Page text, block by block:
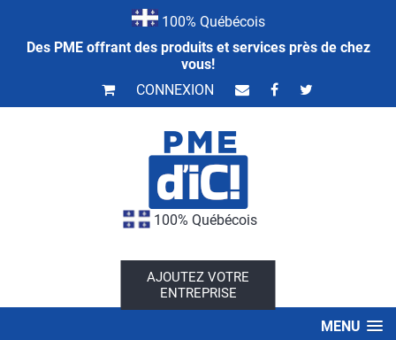
100% Québécois
Des PME offrant des produits et services près de chez
vous!
CONNEXION
100% Québécois
AJOUTEZ VOTRE
ENTREPRISE
MENU